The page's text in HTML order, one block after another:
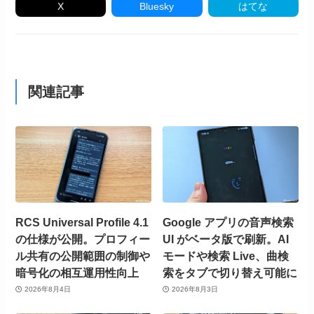
X Bluesky はてな
関連記事
RCS Universal Profile 4.1
の仕様が公開。プロフィー
ル共有の公開範囲の制御や
暗号化の相互運用性向上
2026年8月4日
Google アプリの音声検索
UI がベータ版で刷新。AI
モードや検索 Live、曲検
索をタブで切り替え可能に
2026年8月3日